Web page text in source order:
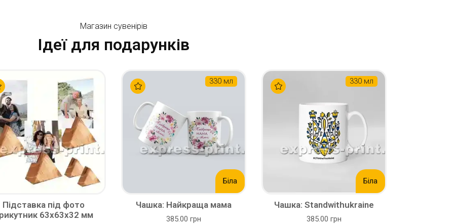
Магазин сувенірів
Ідеї для подарунків
Підставка під фото
63х63х32 мм
330 мл
Біла
Чашка: Найкраща мама
385.00 грн
330 мл
Біла
Чашка: Standwithukraine
385.00 грн